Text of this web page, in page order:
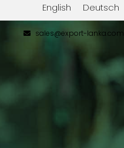
English Deutsch
sales@export-lanka.com